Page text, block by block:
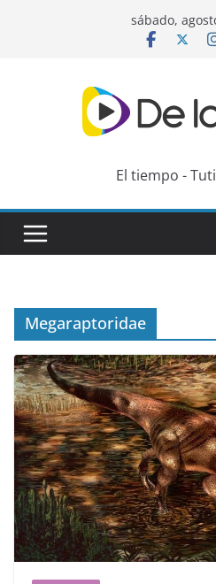
sábado,
El tiempo -
Megaraptoridae